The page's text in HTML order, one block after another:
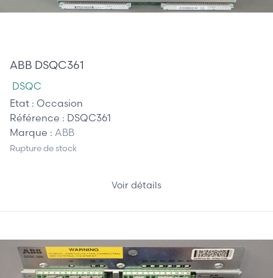
ABB DSQC361
DSQC
Etat : Occasion
Référence : DSQC361
Marque : ABB
Rupture de stock
Voir détails